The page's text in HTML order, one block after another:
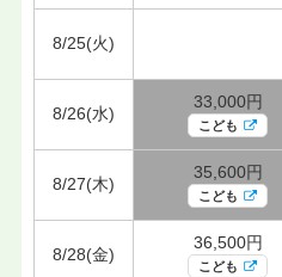
8/25(火)
8/26(水)
33,000円
こども
8/27(木)
35,600円
こども
8/28(金)
36,500円
こども